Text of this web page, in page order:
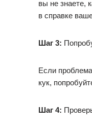
вы не знаете,
в справке
Шаг 3:
Если
кук,
Шаг 4: